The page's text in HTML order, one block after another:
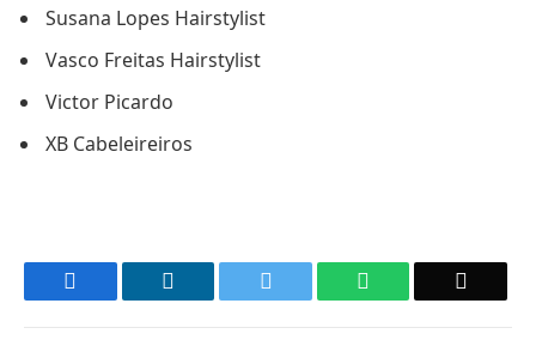
Susana Lopes Hairstylist
Vasco Freitas Hairstylist
Victor Picardo
XB Cabeleireiros
WhatsApp